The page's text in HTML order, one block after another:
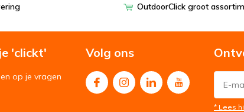
OutdoorClick groot
'clickt'
op je vragen
Volg ons
* Lees